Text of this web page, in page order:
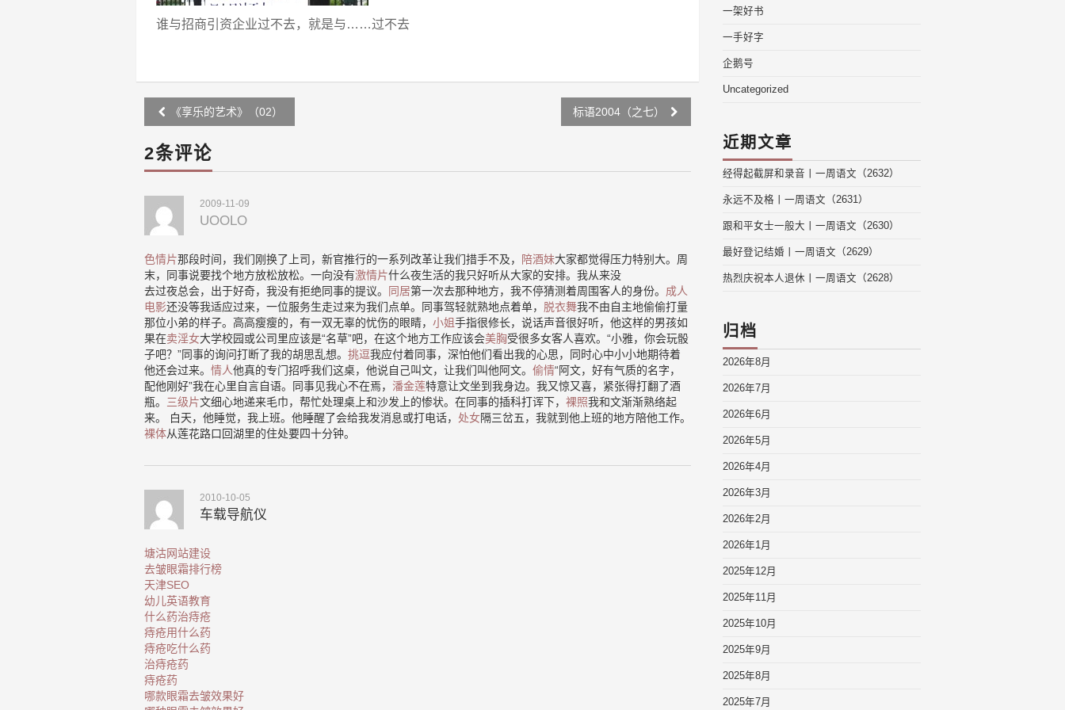
谁与招商引资企业过不去，就是与……过不去
Post
navigation
《享乐的艺术》（02） 标语2004（之七）
2条评论
2009-11-09
UOOLO
色情片那段时间，我们刚换了上司，新官推行的一系列改革让我们措手不及， 陪酒妹大家都觉得压力特别大。周
末，同事说要找个地方放松放松。一向没有激情片什么夜生活的我只好听从大家的安排。我从来没
去过夜总会，出于好奇，我没有拒绝同事的提议。
同居第一次去那种地方，我不停猜测着周围客人的身份。 成人
电影还没等我适应过来，一位服务生走过来为我们点单。同事驾轻就熟地点着单， 脱衣舞我不由自主地偷偷打量
那位小弟的样子。高高瘦瘦的，有一双无辜的忧伤的眼睛， 小姐手指很修长，说话声音很好听，他这样的男孩如
果在卖淫女大学校园或公司里应该是“名草”吧，在这个地方工作应该会美胸受很多女客人喜欢。“小雅，你会玩骰
子吧？”同事的询问打断了我的胡思乱想。 挑逗我应付着同事，深怕他们看出我的心思，同时心中小小地期待着
他还会过来。 情人他真的专门招呼我们这桌，他说自己叫文，让我们叫他阿文。 偷情“阿文，好有气质的名字，
配他刚好”我在心里自言自语。同事见我心不在焉， 潘金莲特意让文坐到我身边。我又惊又喜，紧张得打翻了酒
瓶。 三级片文细心地递来毛巾，帮忙处理桌上和沙发上的惨状。在同事的插科打诨下， 裸照我和文渐渐熟络起
来。 白天，他睡觉，我上班。他睡醒了会给我发消息或打电话， 处女隔三岔五，我就到他上班的地方陪他工作。
裸体从莲花路口回湖里的住处要四十分钟。
2010-10-05
车载导航仪
塘沽网站建设
去皱眼霜排行榜
天津SEO
幼儿英语教育
什么药治痔疮
痔疮用什么药
痔疮吃什么药
治痔疮药
痔疮药
哪款眼霜去皱效果好
一架好书
一手好字
企鹅号
Uncategorized
近期文章
经得起截屏和录音丨一周语文（2632）
永远不及格丨一周语文（2631）
跟和平女士一般大丨一周语文（2630）
最好登记结婚丨一周语文（2629）
热烈庆祝本人退休丨一周语文（2628）
归档
2026年8月
2026年7月
2026年6月
2026年5月
2026年4月
2026年3月
2026年2月
2026年1月
2025年12月
2025年11月
2025年10月
2025年9月
2025年8月
2025年7月